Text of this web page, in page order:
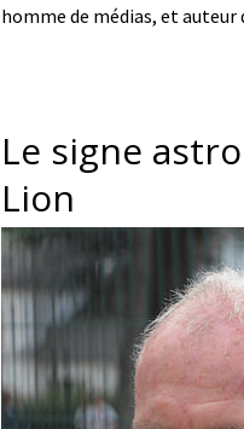
homme de médias, et auteur
Le signe
Lion